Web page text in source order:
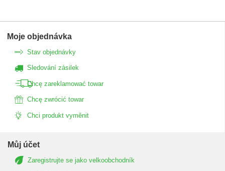
Moje objednávka
Stav objednávky
Sledování zásilek
Chcę zareklamować towar
Chcę zwrócić towar
Chci produkt vyměnit
Můj účet
Zaregistrujte se jako velkoobchodník